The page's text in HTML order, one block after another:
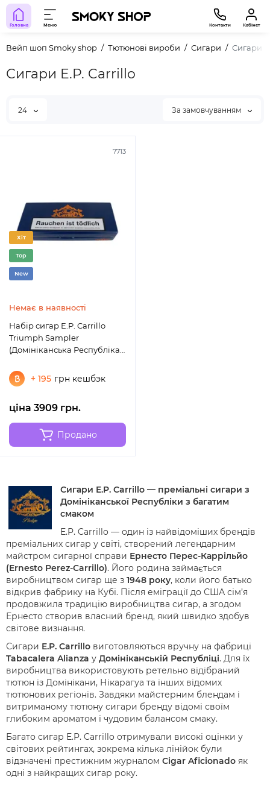
Головна Меню Контакти Кабінет
Вейп шоп Smoky shop Тютюнові вироби Сигари Сигари
Сигари E.P. Carrillo
24 За замовчуванням
7713
Хіт
Top
New
Немає в наявності
Набір сигар E.P. Carrillo
Triumph Sampler
(Домініканська Республіка)
+ 195 грн кешбэк
ціна 3909 грн.
Продано
Сигари E.P. Carrillo — преміальні сигари з
Домініканської Республіки з багатим
смаком
E.P. Carrillo — один із найвідоміших брендів
преміальних сигар у світі, створений легендарним
майстром сигарної справи Ернесто Перес-Каррільйо
(Ernesto Perez-Carrillo). Його родина займається
виробництвом сигар ще з 1948 року, коли його батько
відкрив фабрику на Кубі. Після еміграції до США сім’я
продовжила традицію виробництва сигар, а згодом
Ернесто створив власний бренд, який швидко здобув
світове визнання.
Сигари E.P. Carrillo виготовляються вручну на фабриці
Tabacalera Alianza у Домініканській Республіці. Для їх
виробництва використовують ретельно відібраний
тютюн із Домінікани, Нікарагуа та інших відомих
тютюнових регіонів. Завдяки майстерним блендам і
витриманому тютюну сигари бренду відомі своїм
глибоким ароматом і чудовим балансом смаку.
Багато сигар E.P. Carrillo отримували високі оцінки у
світових рейтингах, зокрема кілька лінійок були
відзначені престижним журналом Cigar Aficionado як
одні з найкращих сигар року.